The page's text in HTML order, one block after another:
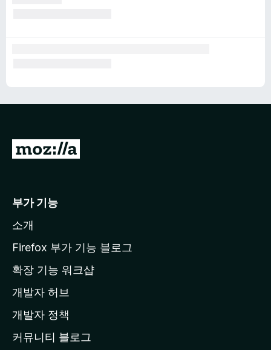
M
l
a
페
이
지
이
부가 기능
소개
Firefox 부가 기능 블로그
확장 기능 워크샵
개발자 허브
개발자 정책
커뮤니티 블로그